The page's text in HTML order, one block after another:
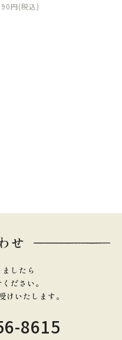
円(税込)
せ
したら
ださい。
けいたします。
8615